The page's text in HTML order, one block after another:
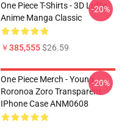
One Piece T-Shirts - 3D Luffy
Anime Manga Classic
￥385,555$26.59
-20%
One Piece Merch - Young
Roronoa Zoro Transparent
IPhone Case ANM0608
-20%